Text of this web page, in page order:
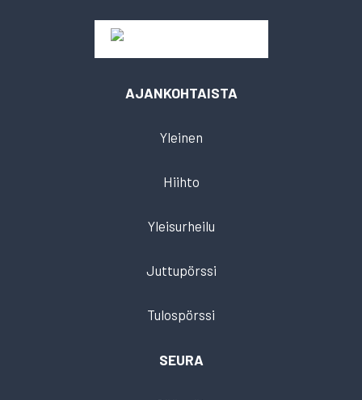
AJANKOHTAISTA
Yleinen
Hiihto
Yleisurheilu
Juttupörssi
Tulospörssi
SEURA